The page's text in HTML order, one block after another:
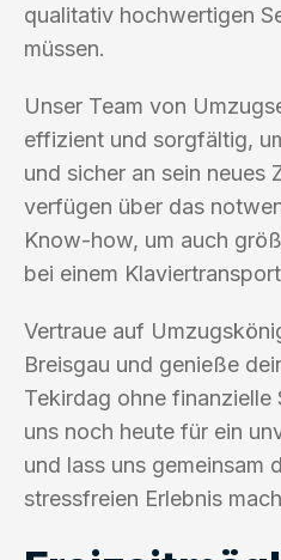
qualitativ hochwertigen
müssen.
Unser Team von
effizient und sorgfältig,
und sicher an sein neues
verfügen über das
Know-how, um auch
bei einem
Vertraue auf
Breisgau und genieße
Tekirdag ohne finanzielle
uns noch heute für ein
und lass uns gemeinsam
stressfreien Erlebnis